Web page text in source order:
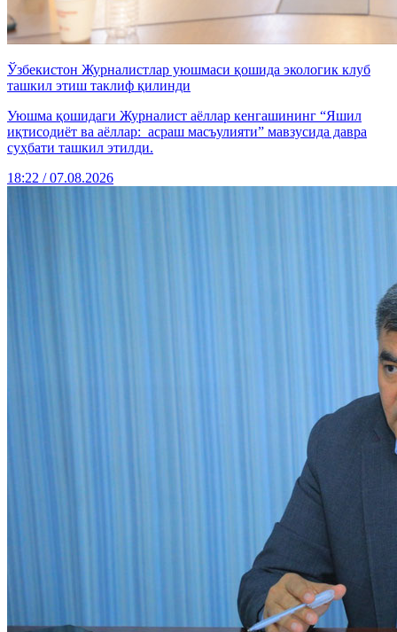
Ўзбекистон Журналистлар уюшмаси қошида экологик клуб
ташкил этиш таклиф қилинди
Уюшма қошидаги Журналист аёллар кенгашининг “Яшил
иқтисодиёт ва аёллар: асраш масъулияти” мавзусида давра
суҳбати ташкил этилди.
18:22 / 07.08.2026